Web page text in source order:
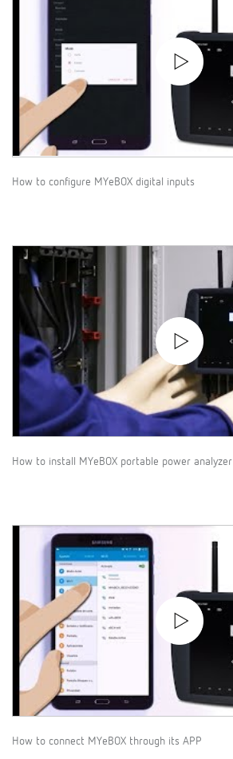
How to configure MYeBOX digital inputs
How to install MYeBOX portable power analyzer
How to connect MYeBOX through its APP